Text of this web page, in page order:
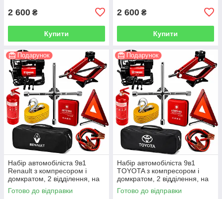
2 600 ₴
Купити
2 600 ₴
Купити
Подарунок
Набір автомобіліста 9в1
Renault з компресором і
домкратом, 2 відділення, на
липучках, чорний
Готово до відправки
Подарунок
Набір автомобіліста 9в1
TOYOTA з компресором і
домкратом, 2 відділення, на
липучках, чорний
Готово до відправки